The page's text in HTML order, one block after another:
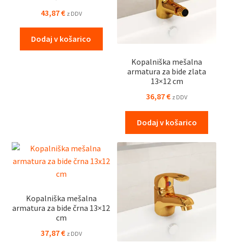
43,87€ z DDV
Dodaj v košarico
Kopalniška mešalna
armatura za bide zlata
13×12 cm
36,87€ z DDV
Dodaj v košarico
Kopalniška mešalna
armatura za bide črna 13×12
cm
37,87€ z DDV